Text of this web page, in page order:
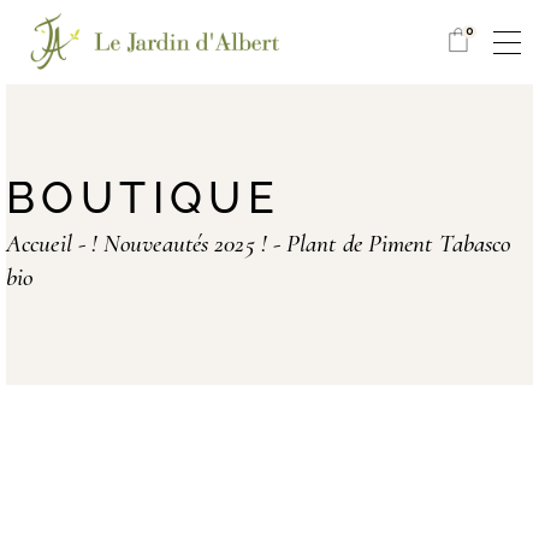
0
BOUTIQUE
Accueil ! Nouveautés 2025 !
Plant de Piment Tabasco
bio